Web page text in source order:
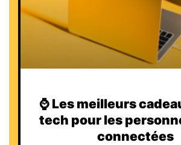
⌚️ Les meilleurs
tech pour les
connectées